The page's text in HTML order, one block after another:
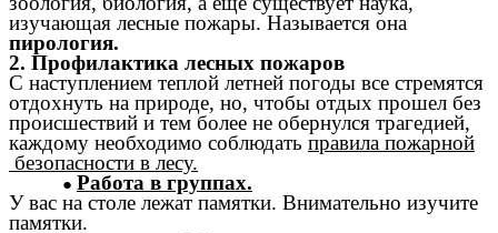
изучающая лесные пожары. Называется она
пирология.
2. Профилактика лесных пожаров
С наступлением теплой летней погоды все стремятся
отдохнуть на природе, но, чтобы отдых прошел без
происшествий и тем более не обернулся трагедией,
каждому необходимо соблюдать правила пожарной
безопасности в лесу.
Работа в группах.
У вас на столе лежат памятки. Внимательно изучите
памятки.